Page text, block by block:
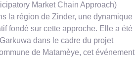
Market Chain Approach)
la région de Zinder, une dynamique
fondé sur cette approche. Elle a été
dans le cadre du projet
de Matamèye, cet événement